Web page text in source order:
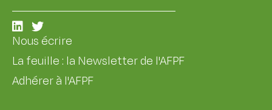
Nous écrire
La feuille : la Newsletter de l'AFPF
Adhérer à l'AFPF